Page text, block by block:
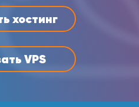
хостинг
VPS